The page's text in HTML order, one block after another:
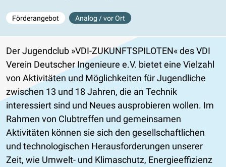
Förderangebot Analog / vor Ort
Der Jugendclub VDI-ZUKUNFTSPILOTEN
des VDI
Verein Deutscher Ingenieure e.V. bietet eine Vielzahl
von Aktivitäten und Möglichkeiten für Jugendliche
zwischen 13 und 18 Jahren, die an Technik
interessiert sind und Neues ausprobieren wollen. Im
Rahmen von Clubtreffen und gemeinsamen
Aktivitäten können sie sich den gesellschaftlichen
und technologischen Herausforderungen unserer
Zeit, wie Umwelt- und Klimaschutz, Energieeffizienz